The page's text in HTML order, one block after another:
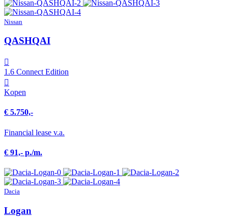
Nissan
QASHQAI
1.6 Connect Edition
Kopen
€ 5.750,-
Financial lease v.a.
€ 91,- p./m.
Dacia
Logan